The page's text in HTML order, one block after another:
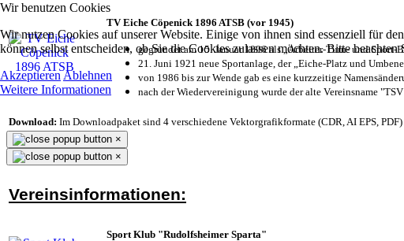
Wir benutzen Cookies
Wir nutzen Cookies auf unserer Website. Einige von ihnen sind essenziell für
können selbst entscheiden, ob Sie die Cookies zulassen möchten. Bitte
AkzeptierenAblehnen
Weitere Informationen
TV Eiche Cöpenick 1896 ATSB (vor 1945)
gegründet am 15. Januar 1896 als „Arbeiter-Turn- und Sport-
21. Juni 1921 neue Sportanlage, der „Eiche-Platz und
von 1986 bis zur Wende gab es eine kurzzeitige
nach der Wiedervereinigung wurde der alte Vereinsname
Download: Im Downloadpaket sind 4 verschiedene Vektorgrafikformate (CDR, AI EPS,
×
×
Vereinsinformationen:
Sport Klub "Rudolfsheimer Sparta"